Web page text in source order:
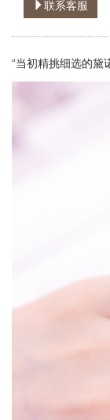
联系客服
“当初精挑细选的